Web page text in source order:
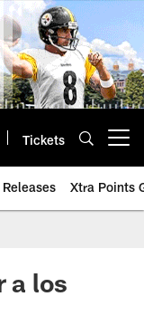
Tickets
Releases Xtra Points
a los